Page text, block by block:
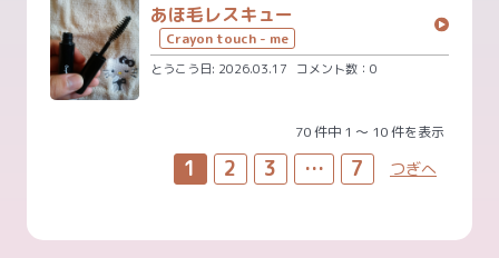
あほ毛レスキュー
Crayon touch - me
とうこう日: 2026.03.17 コメント数：0
70 件中 1 〜 10 件を表示
1 2 3 … 7 つぎへ